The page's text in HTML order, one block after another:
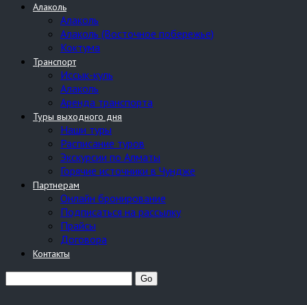
Алаколь
Алаколь
Алаколь (Восточное побережье)
Коктума
Транспорт
Иссык-куль
Алаколь
Аренда транспорта
Туры выходного дня
Наши туры
Расписание туров
Экскурсии по Алматы
Горячие источники в Чундже
Партнерам
Онлайн бронирование
Подписаться на рассылку
Прайсы
Договора
Контакты